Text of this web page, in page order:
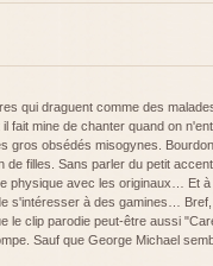
qui draguent comme des
fait mine de chanter quand on
gros obsédés misogynes.
filles. Sans parler du petit
physique avec les originaux… Et à
s'intéresser à des gamines… Bref,
le clip parodie peut-être aussi
Sauf que George Michael